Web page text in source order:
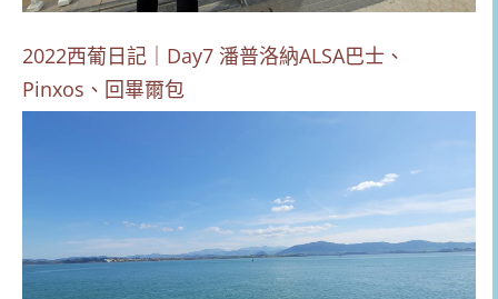
2022西葡日記｜Day7 潘普洛納ALSA巴士、
Pinxos、回畢爾包